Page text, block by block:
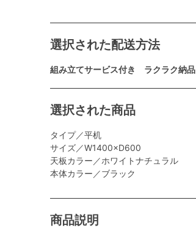
選択された配送方法
組み立てサービス付き ラクラク納品
選択された商品
タイプ／平机
サイズ／W1400×D600
天板カラー／ホワイトナチュラル
本体カラー／ブラック
商品説明